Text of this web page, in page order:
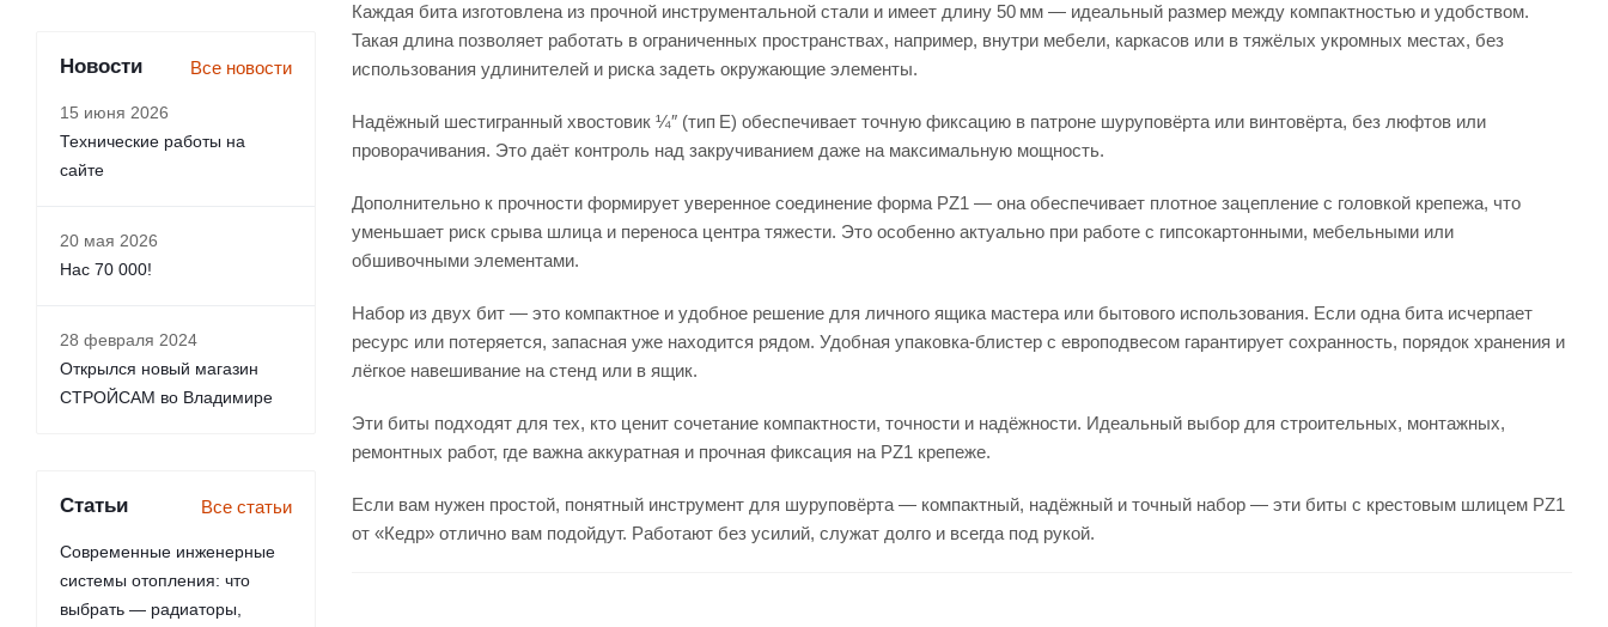
Каждая бита изготовлена из прочной инструментальной стали и имеет длину 50 мм — идеальный размер между компактностью и удобством.
Такая длина позволяет работать в ограниченных пространствах, например, внутри мебели, каркасов или в тяжёлых укромных местах, без
использования удлинителей и риска задеть окружающие элементы.
Надёжный шестигранный хвостовик ¼″ (тип E) обеспечивает точную фиксацию в патроне шуруповёрта или винтовёрта, без люфтов или
проворачивания. Это даёт контроль над закручиванием даже на максимальную мощность.
Дополнительно к прочности формирует уверенное соединение форма PZ1 — она обеспечивает плотное зацепление с головкой крепежа, что
уменьшает риск срыва шлица и переноса центра тяжести. Это особенно актуально при работе с гипсокартонными, мебельными или
обшивочными элементами.
Набор из двух бит — это компактное и удобное решение для личного ящика мастера или бытового использования. Если одна бита исчерпает
ресурс или потеряется, запасная уже находится рядом. Удобная упаковка-блистер с европодвесом гарантирует сохранность, порядок хранения и
лёгкое навешивание на стенд или в ящик.
Эти биты подходят для тех, кто ценит сочетание компактности, точности и надёжности. Идеальный выбор для строительных, монтажных,
ремонтных работ, где важна аккуратная и прочная фиксация на PZ1 крепеже.
Если вам нужен простой, понятный инструмент для шуруповёрта — компактный, надёжный и точный набор — эти биты с крестовым шлицем PZ1
от «Кедр» отлично вам подойдут. Работают без усилий, служат долго и всегда под рукой.
Новости Все новости
15 июня 2026
Технические работы на
сайте
20 мая 2026
Нас 70 000!
28 февраля 2024
Открылся новый магазин
СТРОЙСАМ во Владимире
Статьи Все статьи
Современные инженерные
системы отопления: что
выбрать — радиаторы,